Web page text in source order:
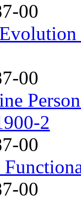
00
00
2
00
00